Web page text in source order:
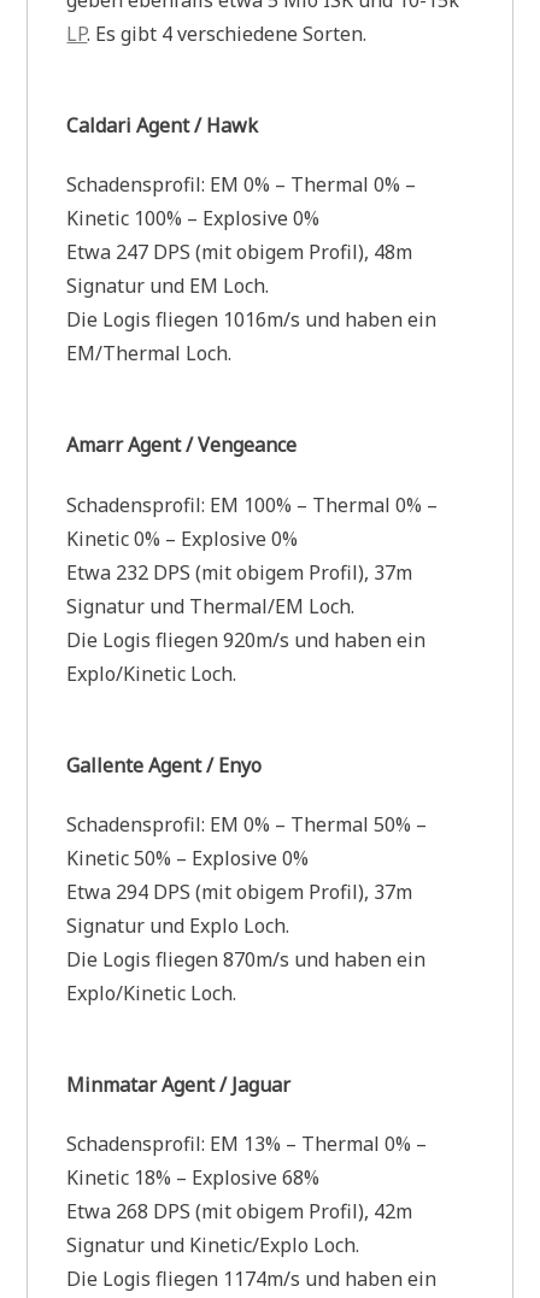
LP. Es gibt 4 verschiedene Sorten.
Caldari Agent / Hawk
Schadensprofil: EM 0% – Thermal 0% –
Kinetic 100% – Explosive 0%
Etwa 247 DPS (mit obigem Profil), 48m
Signatur und EM Loch.
Die Logis fliegen 1016m/s und haben ein
EM/Thermal Loch.
Amarr Agent / Vengeance
Schadensprofil: EM 100% – Thermal 0% –
Kinetic 0% – Explosive 0%
Etwa 232 DPS (mit obigem Profil), 37m
Signatur und Thermal/EM Loch.
Die Logis fliegen 920m/s und haben ein
Explo/Kinetic Loch.
Gallente Agent / Enyo
Schadensprofil: EM 0% – Thermal 50% –
Kinetic 50% – Explosive 0%
Etwa 294 DPS (mit obigem Profil), 37m
Signatur und Explo Loch.
Die Logis fliegen 870m/s und haben ein
Explo/Kinetic Loch.
Minmatar Agent / Jaguar
Schadensprofil: EM 13% – Thermal 0% –
Kinetic 18% – Explosive 68%
Etwa 268 DPS (mit obigem Profil), 42m
Signatur und Kinetic/Explo Loch.
Die Logis fliegen 1174m/s und haben ein